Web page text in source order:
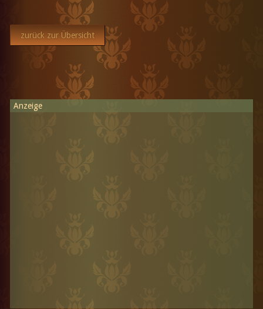
zurück zur Übersicht
Anzeige